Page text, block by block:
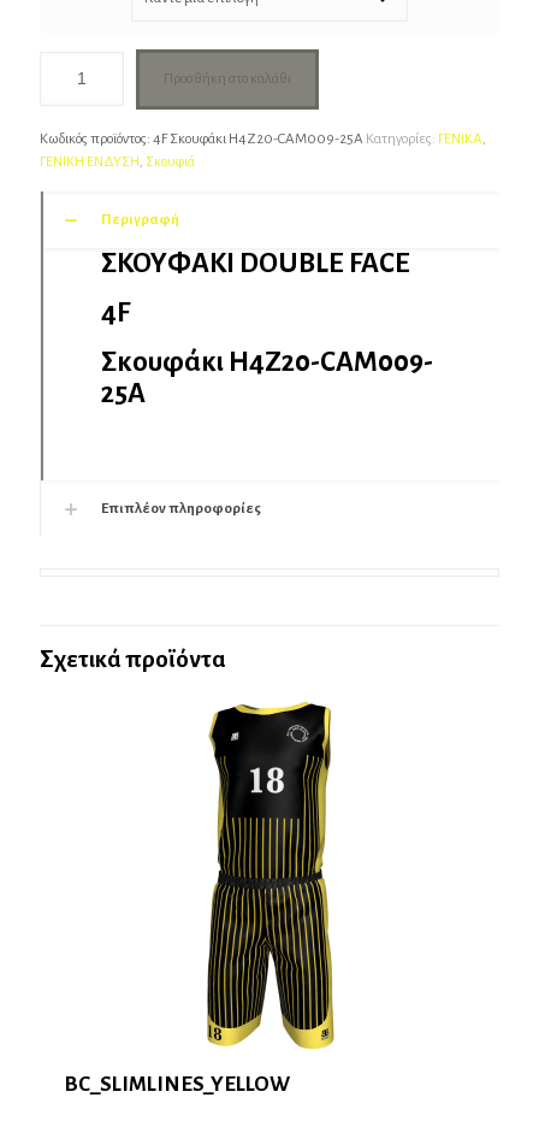
Προσθήκη στο καλάθι
Κωδικός προϊόντος: 4F Σκουφάκι H4Z20-CAM009-25A Κατηγορίες: ΓΕΝΙΚΑ
ΓΕΝΙΚΗ ΕΝΔΥΣΗ Σκουφιά
Περιγραφή
ΣΚΟΥΦΑΚΙ DOUBLE FACE
4F
Σκουφάκι H4Z20-CAM009-
25A
Επιπλέον πληροφορίες
Σχετικά προϊόντα
BC_SLIMLINES_YELLOW